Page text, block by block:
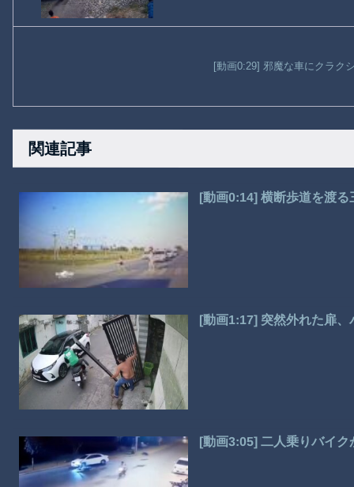
[動画0:29] 邪魔な車にクラク
関連記事
[動画0:14] 横断歩道を渡
[動画1:17] 突然外れた扉
[動画3:05] 二人乗りバイ